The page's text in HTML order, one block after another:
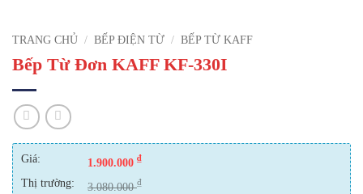
TRANG CHỦ / BẾP ĐIỆN TỪ / BẾP TỪ KAFF
Bếp Từ Đơn KAFF KF-330I
Giá: 1.900.000 ₫
Thị trường: 3.080.000₫